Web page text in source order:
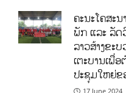
ຄະນະໂຄສະ
ພັກ ແລະ ລັດ
ລາວສ້າງຂະ
ເຕະບານເພື່
ປະຊຸມໃຫຍ່ຂ
17 June 2024